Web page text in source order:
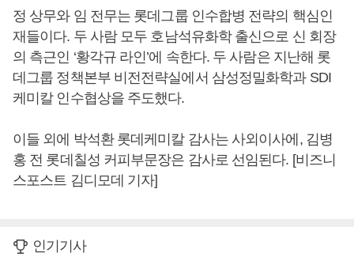
정 상무와 임 전무는 롯데그룹 인수합병 전략의 핵심인
재들이다. 두 사람 모두 호남석유화학 출신으로 신 회장
의 측근인 ‘황각규 라인’에 속한다. 두 사람은 지난해 롯
데그룹 정책본부 비전전략실에서 삼성정밀화학과 SDI
케미칼 인수협상을 주도했다.
이들 외에 박석환 롯데케미칼 감사는 사외이사에, 김병
홍 전 롯데칠성 커피부문장은 감사로 선임된다. [비즈니
스포스트 김디모데 기자]
인기기사